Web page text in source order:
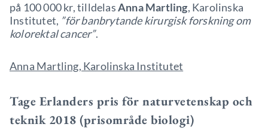
på 100 000 kr, tilldelasAnna Martling, Karolinska
Institutet, ”för banbrytande kirurgisk forskning om
kolorektal cancer”.
Anna Martling, Karolinska Institutet
Tage Erlanders pris för naturvetenskap och
teknik 2018 (prisområde biologi)